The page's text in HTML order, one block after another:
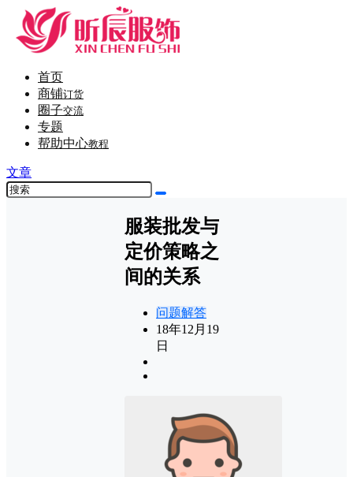
首页
商铺订货
圈子交流
专题
帮助中心教程
文章
服装批发与
定价策略之
间的关系
问题解答
18年12月19
日